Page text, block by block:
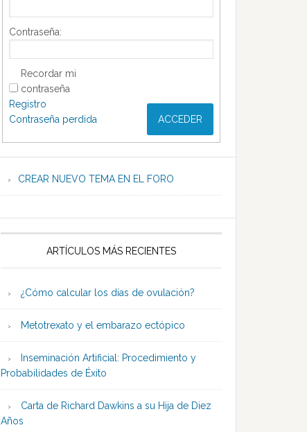
Contraseña:
Recordar mi
contraseña
ACCEDER
Registro
Contraseña perdida
CREAR NUEVO TEMA EN EL FORO
ARTÍCULOS MÁS RECIENTES
¿Cómo calcular los días de ovulación?
Metotrexato y el embarazo ectópico
Inseminación Artificial: Procedimiento y
Probabilidades de Éxito
Carta de Richard Dawkins a su Hija de Diez
Años